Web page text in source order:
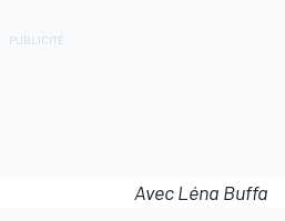
Avec Léna Buffa